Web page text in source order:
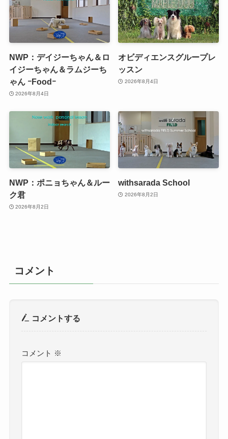
NWP：デイジーちゃん＆ロ
イジーちゃん＆ラムジーち
ゃん ｰFoodｰ
2026年8月4日
オビディエンスグループレ
ッスン
2026年8月4日
NWP：ポニョちゃん＆ルー
ク君
2026年8月2日
withsarada School
2026年8月2日
コメント
コメントする
コメント ※